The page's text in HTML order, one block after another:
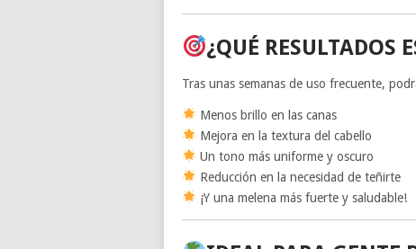
¿QUÉ RESULTADOS
Tras unas semanas de uso frecuente,
Menos brillo en las canas
Mejora en la textura del cabello
Un tono más uniforme y oscuro
Reducción en la necesidad de teñirte
¡Y una melena más fuerte y saludable!